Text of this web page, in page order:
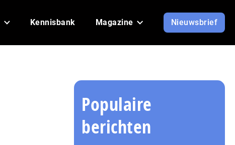
Kennisbank Magazine Nieuwsbrief
Populaire
berichten